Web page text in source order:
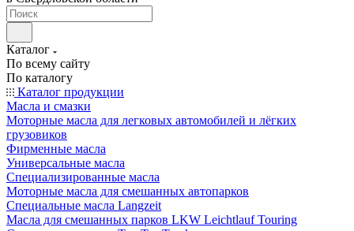
Каталог
По всему сайту
По каталогу
Каталог продукции
Масла и смазки
Моторные масла для легковых автомобилей и лёгких
грузовиков
Фирменные масла
Универсальные масла
Специализированные масла
Моторные масла для смешанных автопарков
Специальные масла Langzeit
Масла для смешанных парков LKW Leichtlauf Touring